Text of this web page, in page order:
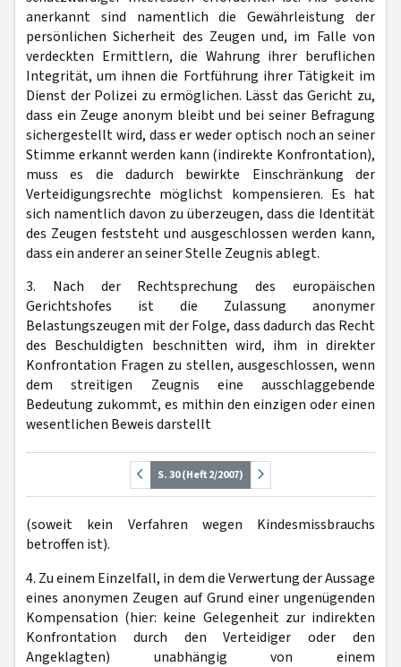
anerkannt sind namentlich die Gewährleistung der
persönlichen Sicherheit des Zeugen und, im Falle von
verdeckten Ermittlern, die Wahrung ihrer beruflichen
Integrität, um ihnen die Fortführung ihrer Tätigkeit im
Dienst der Polizei zu ermöglichen. Lässt das Gericht zu,
dass ein Zeuge anonym bleibt und bei seiner Befragung
sichergestellt wird, dass er weder optisch noch an seiner
Stimme erkannt werden kann (indirekte Konfrontation),
muss es die dadurch bewirkte Einschränkung der
Verteidigungsrechte möglichst kompensieren. Es hat
sich namentlich davon zu überzeugen, dass die Identität
des Zeugen feststeht und ausgeschlossen werden kann,
dass ein anderer an seiner Stelle Zeugnis ablegt.
3. Nach der Rechtsprechung des europäischen
Gerichtshofes ist die Zulassung anonymer
Belastungszeugen mit der Folge, dass dadurch das Recht
des Beschuldigten beschnitten wird, ihm in direkter
Konfrontation Fragen zu stellen, ausgeschlossen, wenn
dem streitigen Zeugnis eine ausschlaggebende
Bedeutung zukommt, es mithin den einzigen oder einen
wesentlichen Beweis darstellt
S. 30 (Heft 2/2007)
(soweit kein Verfahren wegen Kindesmissbrauchs
betroffen ist).
4. Zu einem Einzelfall, in dem die Verwertung der Aussage
eines anonymen Zeugen auf Grund einer ungenügenden
Kompensation (hier: keine Gelegenheit zur indirekten
Konfrontation durch den Verteidiger oder den
Angeklagten) unabhängig von einem